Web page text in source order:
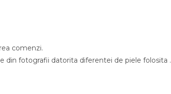
comenzi.
din fotografii datorita diferentei de piele folosita .